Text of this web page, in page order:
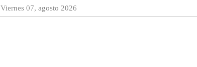
Viernes 07, agosto 2026